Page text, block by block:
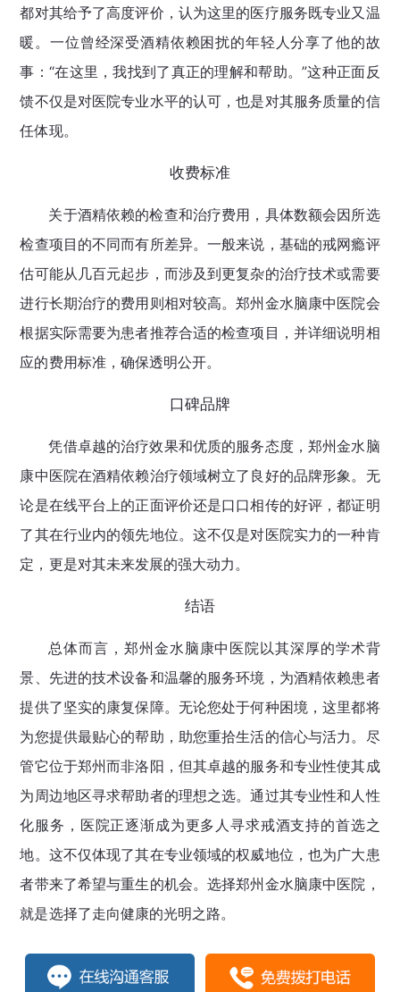
都对其给予了高度评价，认为这里的医疗服务既专业又温
暖。一位曾经深受酒精依赖困扰的年轻人分享了他的故
事：“在这里，我找到了真正的理解和帮助。”这种正面反
馈不仅是对医院专业水平的认可，也是对其服务质量的信
任体现。
收费标准
关于酒精依赖的检查和治疗费用，具体数额会因所选
检查项目的不同而有所差异。一般来说，基础的戒网瘾评
估可能从几百元起步，而涉及到更复杂的治疗技术或需要
进行长期治疗的费用则相对较高。郑州金水脑康中医院会
根据实际需要为患者推荐合适的检查项目，并详细说明相
应的费用标准，确保透明公开。
口碑品牌
凭借卓越的治疗效果和优质的服务态度，郑州金水脑
康中医院在酒精依赖治疗领域树立了良好的品牌形象。无
论是在线平台上的正面评价还是口口相传的好评，都证明
了其在行业内的领先地位。这不仅是对医院实力的一种肯
定，更是对其未来发展的强大动力。
结语
总体而言，郑州金水脑康中医院以其深厚的学术背
景、先进的技术设备和温馨的服务环境，为酒精依赖患者
提供了坚实的康复保障。无论您处于何种困境，这里都将
为您提供最贴心的帮助，助您重拾生活的信心与活力。尽
管它位于郑州而非洛阳，但其卓越的服务和专业性使其成
为周边地区寻求帮助者的理想之选。通过其专业性和人性
化服务，医院正逐渐成为更多人寻求戒酒支持的首选之
地。这不仅体现了其在专业领域的权威地位，也为广大患
者带来了希望与重生的机会。选择郑州金水脑康中医院，
就是选择了走向健康的光明之路。